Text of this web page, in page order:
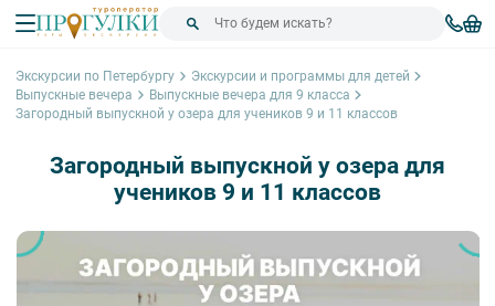
Экскурсии по Петербургу
Экскурсии и программы для детей
Выпускные вечера
Выпускные вечера для 9 класса
Загородный выпускной у озера для учеников 9 и 11 классов
Загородный выпускной у озера для
учеников 9 и 11 классов